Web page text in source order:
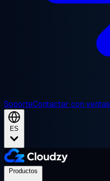
SoporteContactar con ventas
ES